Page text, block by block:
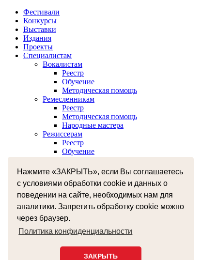
Нажмите «ЗАКРЫТЬ», если Вы соглашаетесь
с условиями обработки cookie и данных о
поведении на сайте, необходимых нам для
аналитики. Запретить обработку cookie можно
через браузер.
Политика конфиденциальности
ЗАКРЫТЬ
Фестивали
Конкурсы
Выставки
Издания
Проекты
Специалистам
Вокалистам
Реестр
Обучение
Методическая помощь
Ремесленникам
Реестр
Методическая помощь
Народные мастера
Режиссерам
Реестр
Обучение
Реестр
Музыкантам
Реестр
Межнациональное сотрудничество
Независимая оценка качества оказания услуг
Бесплатная юридическая помощь
Земский работник культуры
+7 (4812) 38-55-92 smolzentrnt@mail.ru